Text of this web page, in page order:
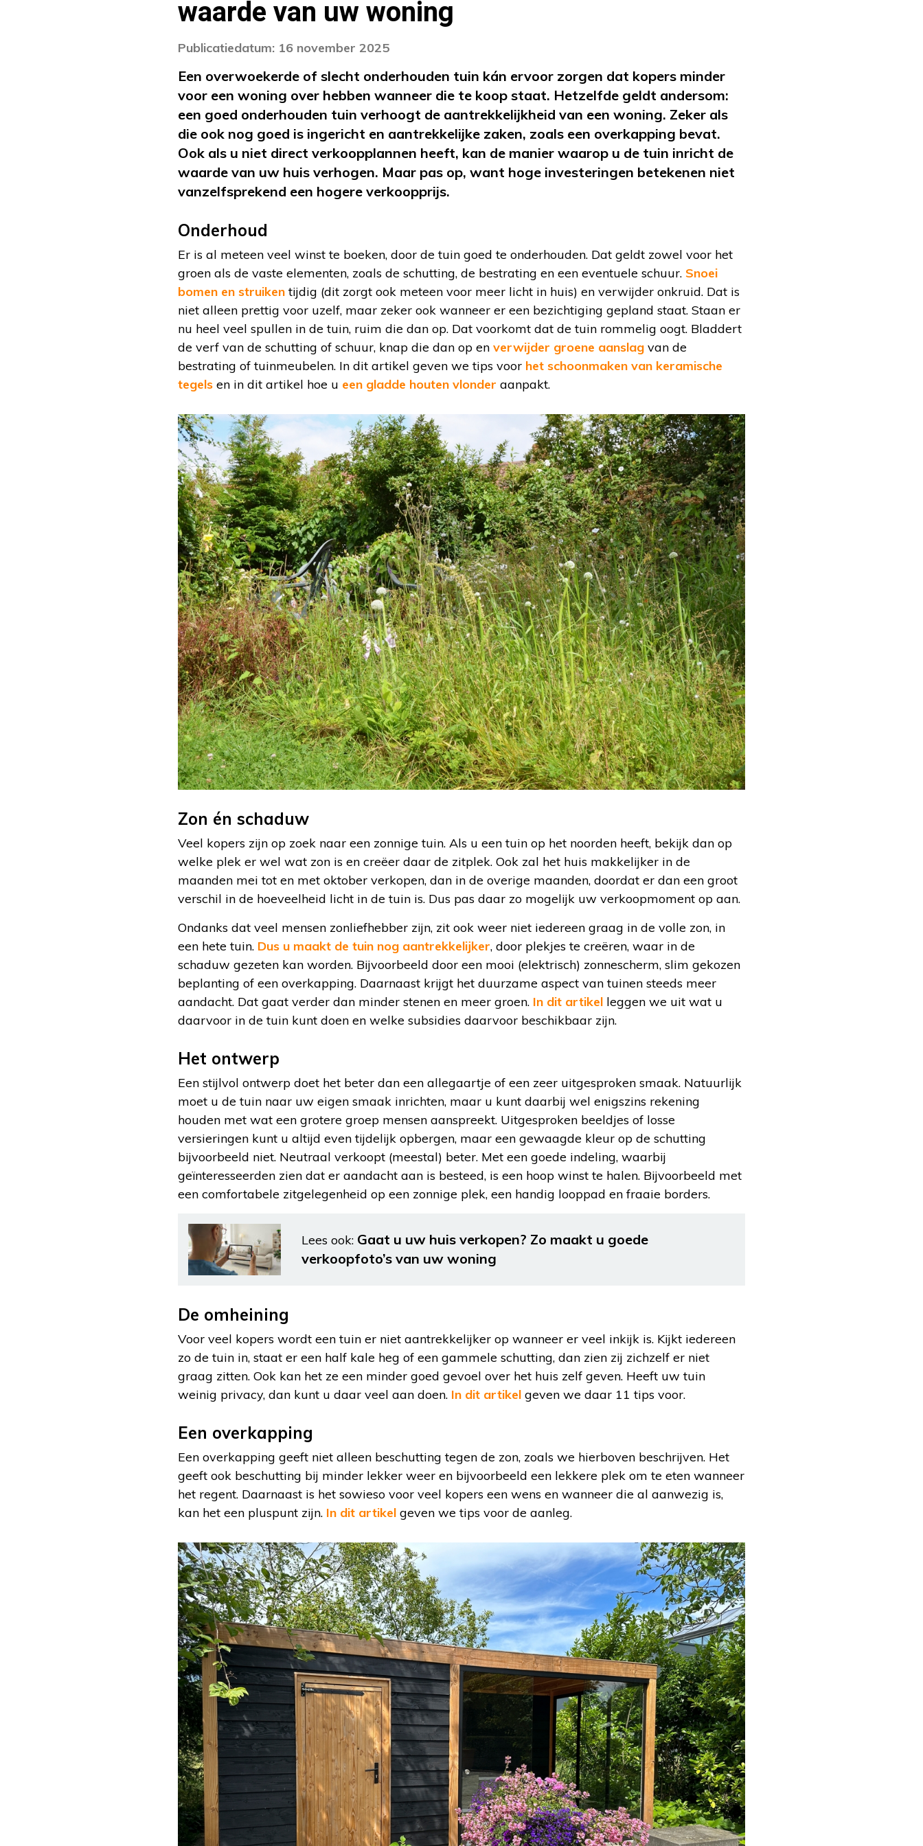
waarde van uw woning
Publicatiedatum: 16 november 2025
Een overwoekerde of slecht onderhouden tuin kán ervoor zorgen dat kopers minder
voor een woning over hebben wanneer die te koop staat. Hetzelfde geldt andersom:
een goed onderhouden tuin verhoogt de aantrekkelijkheid van een woning. Zeker als
die ook nog goed is ingericht en aantrekkelijke zaken, zoals een overkapping bevat.
Ook als u niet direct verkoopplannen heeft, kan de manier waarop u de tuin inricht de
waarde van uw huis verhogen. Maar pas op, want hoge investeringen betekenen niet
vanzelfsprekend een hogere verkoopprijs.
Onderhoud
Er is al meteen veel winst te boeken, door de tuin goed te onderhouden. Dat geldt zowel voor het
groen als de vaste elementen, zoals de schutting, de bestrating en een eventuele schuur. Snoei
bomen en struikentijdig (dit zorgt ook meteen voor meer licht in huis) en verwijder onkruid. Dat is
niet alleen prettig voor uzelf, maar zeker ook wanneer er een bezichtiging gepland staat. Staan er
nu heel veel spullen in de tuin, ruim die dan op. Dat voorkomt dat de tuin rommelig oogt. Bladdert
de verf van de schutting of schuur, knap die dan op en verwijder groene aanslag van de
bestrating of tuinmeubelen. In dit artikel geven we tips voor het schoonmaken van keramische
tegels en in dit artikel hoe u een gladde houten vlonder aanpakt.
Zon én schaduw
Veel kopers zijn op zoek naar een zonnige tuin. Als u een tuin op het noorden heeft, bekijk dan op
welke plek er wel wat zon is en creëer daar de zitplek. Ook zal het huis makkelijker in de
maanden mei tot en met oktober verkopen, dan in de overige maanden, doordat er dan een groot
verschil in de hoeveelheid licht in de tuin is. Dus pas daar zo mogelijk uw verkoopmoment op aan.
Ondanks dat veel mensen zonliefhebber zijn, zit ook weer niet iedereen graag in de volle zon, in
een hete tuin. Dus u maakt de tuin nog aantrekkelijker, door plekjes te creëren, waar in de
schaduw gezeten kan worden. Bijvoorbeeld door een mooi (elektrisch) zonnescherm, slim gekozen
beplanting of een overkapping. Daarnaast krijgt het duurzame aspect van tuinen steeds meer
aandacht. Dat gaat verder dan minder stenen en meer groen. In dit artikel leggen we uit wat u
daarvoor in de tuin kunt doen en welke subsidies daarvoor beschikbaar zijn.
Het ontwerp
Een stijlvol ontwerp doet het beter dan een allegaartje of een zeer uitgesproken smaak. Natuurlijk
moet u de tuin naar uw eigen smaak inrichten, maar u kunt daarbij wel enigszins rekening
houden met wat een grotere groep mensen aanspreekt. Uitgesproken beeldjes of losse
versieringen kunt u altijd even tijdelijk opbergen, maar een gewaagde kleur op de schutting
bijvoorbeeld niet. Neutraal verkoopt (meestal) beter. Met een goede indeling, waarbij
geïnteresseerden zien dat er aandacht aan is besteed, is een hoop winst te halen. Bijvoorbeeld met
een comfortabele zitgelegenheid op een zonnige plek, een handig looppad en fraaie borders.
Lees ook: Gaat u uw huis verkopen? Zo maakt u goede
verkoopfoto’s van uw woning
De omheining
Voor veel kopers wordt een tuin er niet aantrekkelijker op wanneer er veel inkijk is. Kijkt iedereen
zo de tuin in, staat er een half kale heg of een gammele schutting, dan zien zij zichzelf er niet
graag zitten. Ook kan het ze een minder goed gevoel over het huis zelf geven. Heeft uw tuin
weinig privacy, dan kunt u daar veel aan doen. In dit artikel geven we daar 11 tips voor.
Een overkapping
Een overkapping geeft niet alleen beschutting tegen de zon, zoals we hierboven beschrijven. Het
geeft ook beschutting bij minder lekker weer en bijvoorbeeld een lekkere plek om te eten wanneer
het regent. Daarnaast is het sowieso voor veel kopers een wens en wanneer die al aanwezig is,
kan het een pluspunt zijn. In dit artikel geven we tips voor de aanleg.